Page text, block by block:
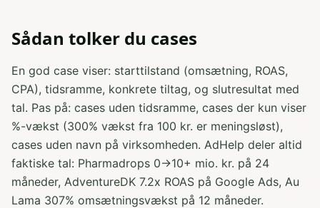
Sådan tolker du cases
En god case viser: starttilstand (omsætning, ROAS,
CPA), tidsramme, konkrete tiltag, og slutresultat med
tal. Pas på: cases uden tidsramme, cases der kun viser
%-vækst (300% vækst fra 100 kr. er meningsløst),
cases uden navn på virksomheden. AdHelp deler altid
faktiske tal: Pharmadrops 0→10+ mio. kr. på 24
måneder, AdventureDK 7.2x ROAS på Google Ads, Au
Lama 307% omsætningsvækst på 12 måneder.